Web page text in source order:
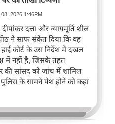
08, 2026 1:46PM
दीपांकर दत्ता और न्यायमूर्ति शील
ने साफ संकेत दिया कि वह
कोर्ट के उस निर्देश में दखल
में नहीं है, जिसके तहत
की सांसद को जांच में शामिल
के सामने पेश होने को कहा